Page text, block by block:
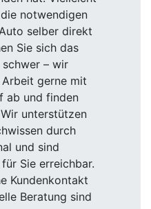
Beratung sind
ab
wir Ihr
und kostenlos
den
legen anhand
fest,
Autos ist.